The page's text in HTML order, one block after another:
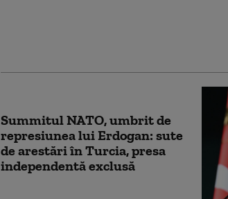
Summitul NATO, umbrit de
represiunea lui Erdogan: sute
de arestări în Turcia, presa
independentă exclusă